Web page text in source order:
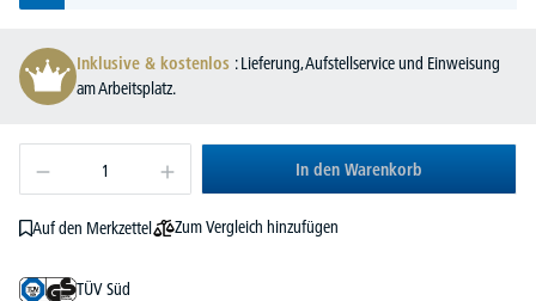
Inklusive & kostenlos : Lieferung, Aufstellservice und Einweisung
am Arbeitsplatz.
In den Warenkorb
Auf den Merkzettel Zum Vergleich hinzufügen
TÜV Süd